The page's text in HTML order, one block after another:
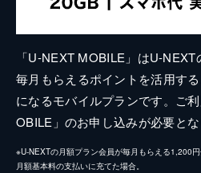
「U-NEXT MOBILE」はU-
毎月もらえるポイントを活用す
になるモバイルプランです。ご
OBILE」のお申し込みが必要とな
※U-NEXTの月額プラン会員が毎月もらえる1,200
月額基本料の支払いに充てた場合。